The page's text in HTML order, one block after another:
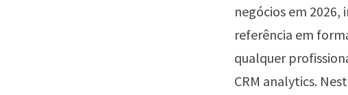
negócios em 2026,
referência em
qualquer
CRM analytics.